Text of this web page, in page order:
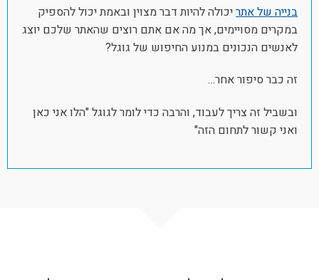
בנייה של אתריכולה להיות דבר מצוין ובאמת יכול להספיק
במקרים מסויימים, אך מה אם אתם רוצים שהאתר שלכם יוצג
לאנשים הנכונים במנוע החיפוש של גוגל?
זה כבר סיפור אחר…
ובשביל זה צריך לעבוד, והרבה כדי לומר לגוגל "הלו אני כאן
ואני קשור לתחום הזה"